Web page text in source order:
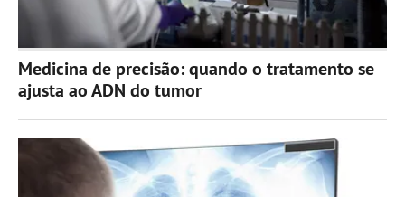
Medicina de precisão: quando o tratamento se
ajusta ao ADN do tumor